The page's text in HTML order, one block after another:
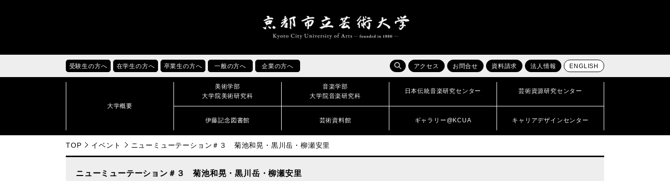
受験生の方へ 在学生の方へ 卒業生の方へ 一般の方へ 企業の方へ アクセス お問合せ 資料請求 法人情報 ENGLISH
大学概要
美術学部
大学院美術研究科
音楽学部
大学院音楽研究科
日本伝統音楽研究センター 芸術資源研究センター
伊藤記念図書館 芸術資料館 ギャラリー@KCUA キャリアデザインセンター
TOP イベント ニューミューテーション＃３ 菊池和晃・黒川岳・柳瀬安里
ニューミューテーション＃３ 菊池和晃・黒川岳・柳瀬安里